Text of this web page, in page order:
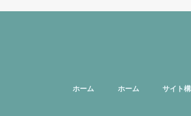
ホーム ホーム サイト